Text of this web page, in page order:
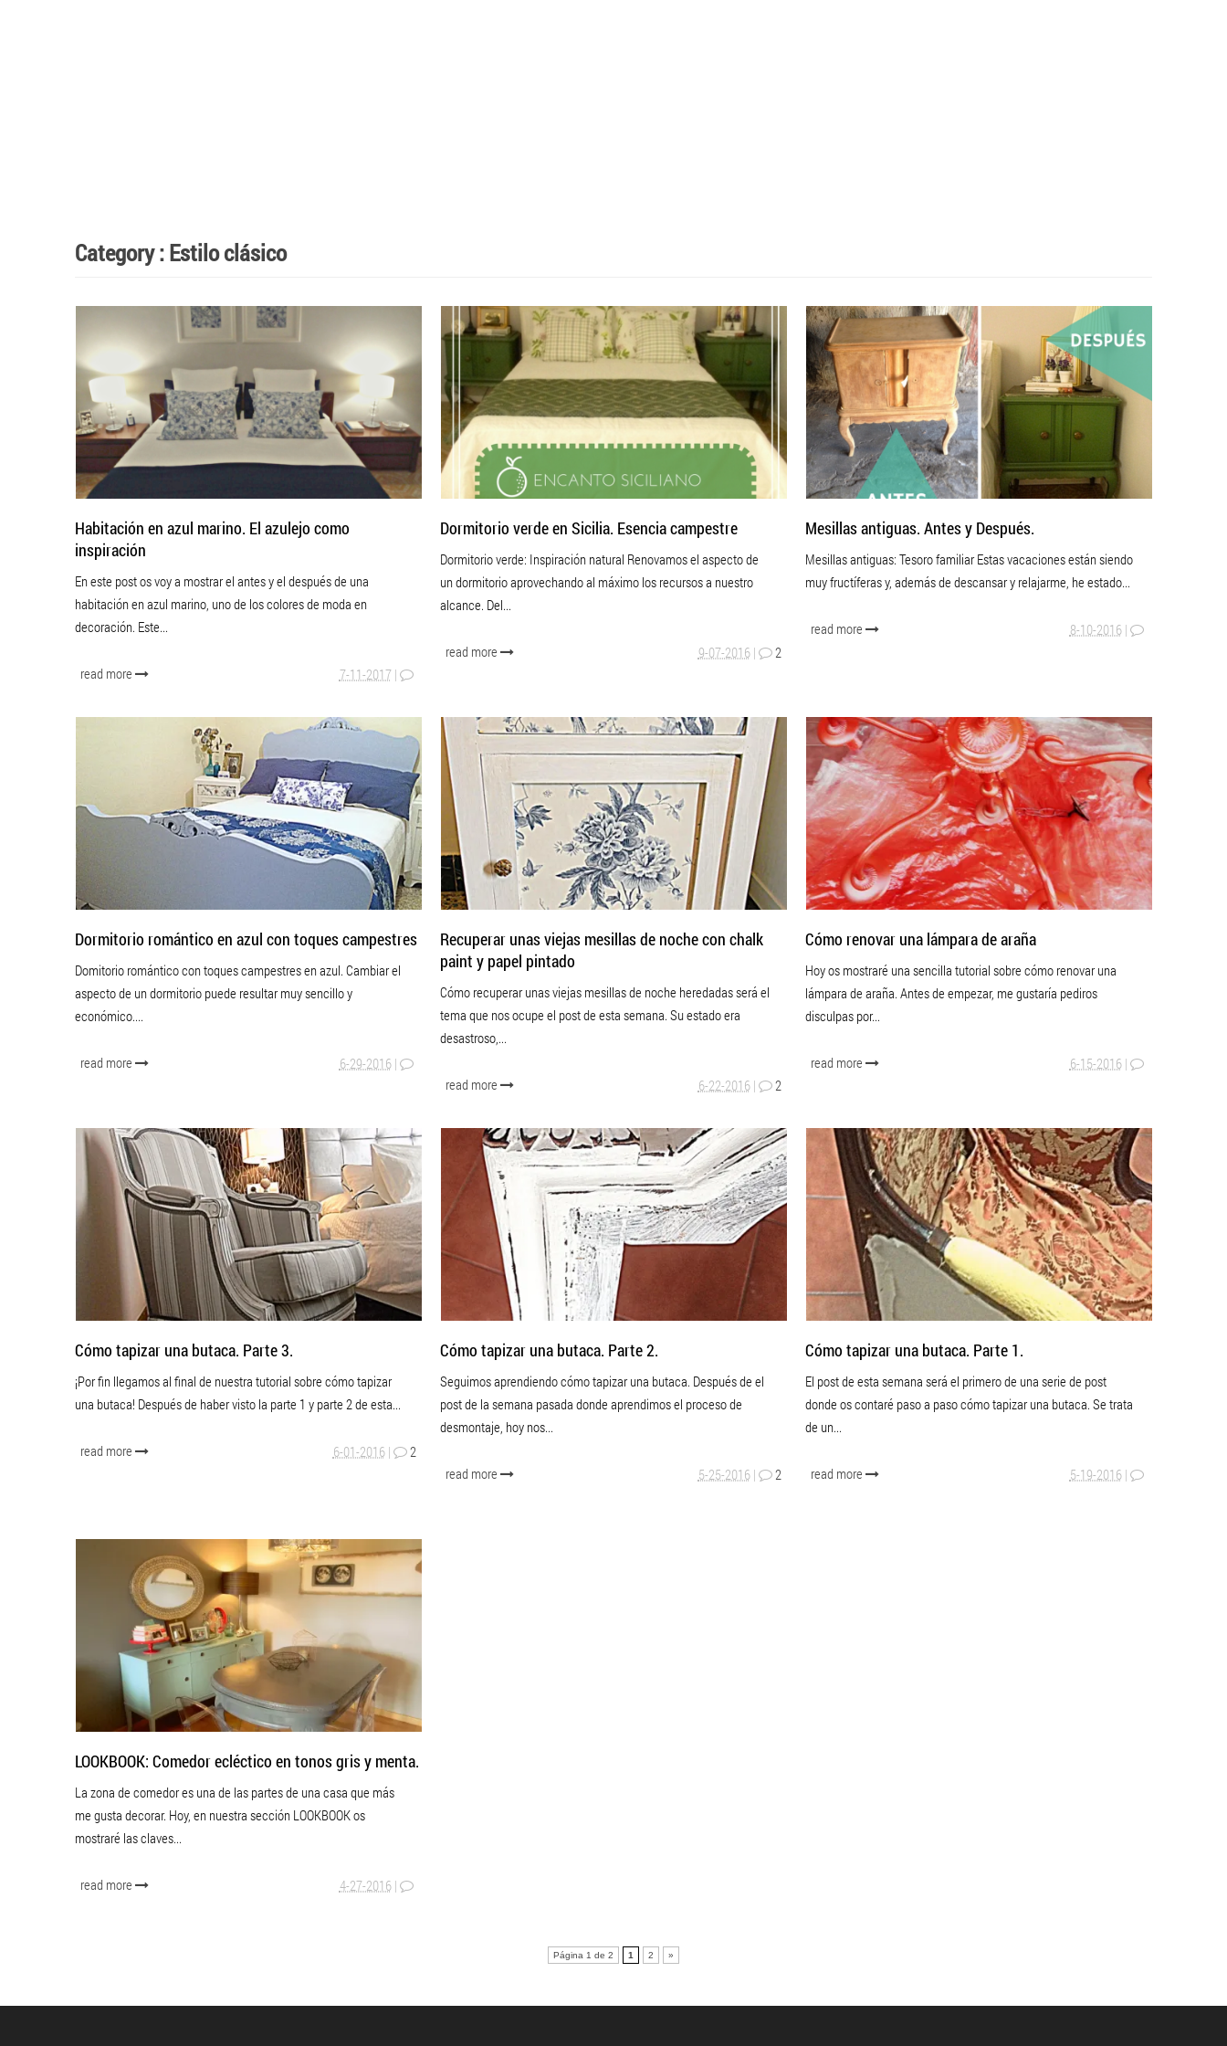
Category :Estilo clásico
Habitación en azul marino. El azulejo como
inspiración
En este post os voy a mostrar el antes y el después de una
habitación en azul marino, uno de los colores de moda en
decoración. Este...
read more 7-11-2017 |
Dormitorio verde en Sicilia. Esencia campestre
Dormitorio verde: Inspiración natural Renovamos el aspecto de
un dormitorio aprovechando al máximo los recursos a nuestro
alcance. Del...
read more 9-07-2016 | 2
Mesillas antiguas. Antes y Después.
Mesillas antiguas: Tesoro familiar Estas vacaciones están siendo
muy fructíferas y, además de descansar y relajarme, he estado...
read more 8-10-2016 |
Dormitorio romántico en azul con toques campestres
Domitorio romántico con toques campestres en azul. Cambiar el
aspecto de un dormitorio puede resultar muy sencillo y
económico....
read more 6-29-2016 |
Recuperar unas viejas mesillas de noche con chalk
paint y papel pintado
Cómo recuperar unas viejas mesillas de noche heredadas será el
tema que nos ocupe el post de esta semana. Su estado era
desastroso,...
read more 6-22-2016 | 2
Cómo renovar una lámpara de araña
Hoy os mostraré una sencilla tutorial sobre cómo renovar una
lámpara de araña. Antes de empezar, me gustaría pediros
disculpas por...
read more 6-15-2016 |
Cómo tapizar una butaca. Parte 3.
¡Por fin llegamos al final de nuestra tutorial sobre cómo tapizar
una butaca! Después de haber visto la parte 1 y parte 2 de esta...
read more 6-01-2016 | 2
Cómo tapizar una butaca. Parte 2.
Seguimos aprendiendo cómo tapizar una butaca. Después de el
post de la semana pasada donde aprendimos el proceso de
desmontaje, hoy nos...
read more 5-25-2016 | 2
Cómo tapizar una butaca. Parte 1.
El post de esta semana será el primero de una serie de post
donde os contaré paso a paso cómo tapizar una butaca. Se trata
de un...
read more 5-19-2016 |
LOOKBOOK: Comedor ecléctico en tonos gris y menta.
La zona de comedor es una de las partes de una casa que más
me gusta decorar. Hoy, en nuestra sección LOOKBOOK os
mostraré las claves...
read more 4-27-2016 |
Página 1 de 2 1 2 »